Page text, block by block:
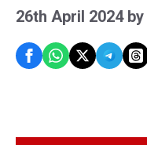
26th April 2024 by